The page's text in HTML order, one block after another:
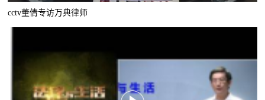
cctv董倩专访万典律师